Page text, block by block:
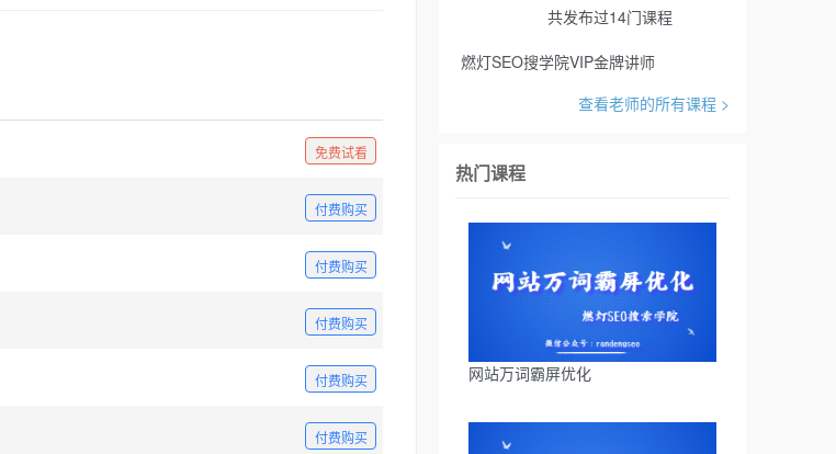
免费试看
付费购买
付费购买
付费购买
付费购买
付费购买
共发布过14门课程
燃灯SEO搜学院VIP金牌讲师
查看老师的所有课程 >
热门课程
网站万词霸屏优化